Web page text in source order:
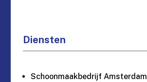
Diensten
Schoonmaakbedrijf Amsterdam